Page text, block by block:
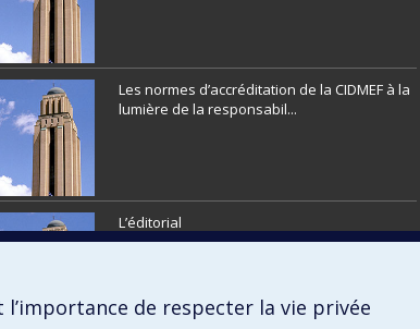
Les normes d’accréditation de la CIDMEF à la
lumière de la responsabil...
L’éditorial
l’importance de respecter la vie privée